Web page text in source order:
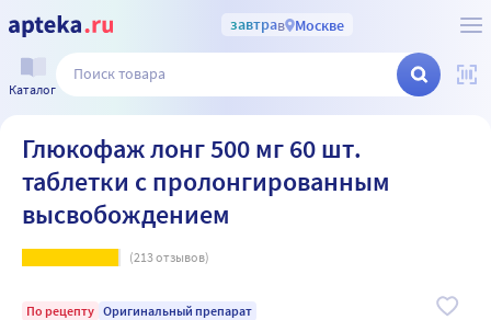
завтрав Москве
Каталог
Глюкофаж лонг 500 мг 60 шт.
таблетки с пролонгированным
высвобождением
(213отзывов)
По рецепту Оригинальный препарат